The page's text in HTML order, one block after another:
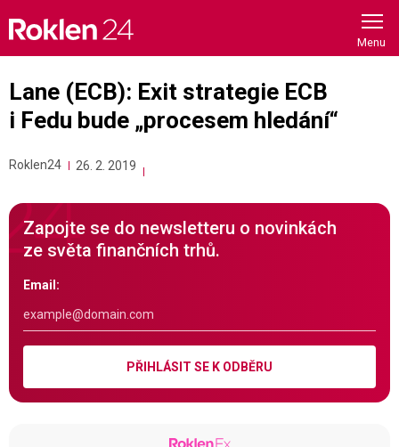
content
Lane (ECB): Exit strategie ECB
i Fedu bude „procesem hledání“
Roklen24 26. 2. 2019
Zapojte se do newsletteru o novinkách
ze světa finančních trhů.
Email:
PŘIHLÁSIT SE K ODBĚRU